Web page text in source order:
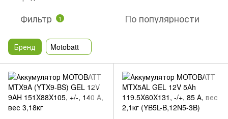
Фильтр 1 По популярности
Бренд Motobatt